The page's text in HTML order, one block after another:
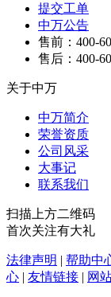
提交工单
中万公告
售前：400-
售后：400-
关于中万
中万简介
荣誉资质
公司风采
大事记
联系我们
扫描上方二维码
首次关注有大礼
法律声明 | 帮助中
心 | 友情链接 | 网